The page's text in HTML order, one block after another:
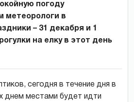
погоду
метеорологи в
– 31 декабря и 1
на елку в этот день
сегодня в течение дня в
днем местами будет идти